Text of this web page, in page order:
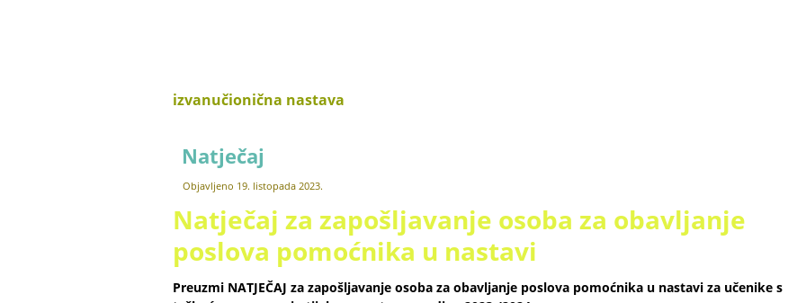
izvanučionična nastava
Natječaj
Objavljeno 19. listopada 2023.
Natječaj za zapošljavanje osoba za obavljanje
poslova pomoćnika u nastavi
Preuzmi NATJEČAJ za zapošljavanje osoba za obavljanje poslova pomoćnika u nastavi za učenike s